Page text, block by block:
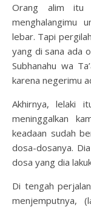
Orang alim itu
menghalangimu
lebar. Tapi
yang di sana ada
Subhanahu wa
karena negerimu
Akhirnya, lelaki
meninggalkan
keadaan sudah
dosa-dosanya.
dosa yang dia
Di tengah
menjemputnya,